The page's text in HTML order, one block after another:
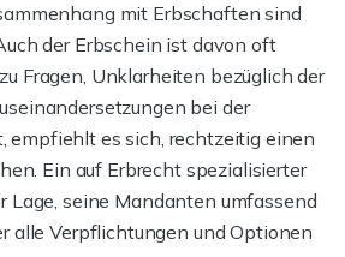
mit Erbschaften sind
der Erbschein ist davon oft
Fragen, Unklarheiten bezüglich der
bei der
empfiehlt es sich, rechtzeitig einen
Ein auf Erbrecht spezialisierter
Lage, seine Mandanten umfassend
alle Verpflichtungen und Optionen